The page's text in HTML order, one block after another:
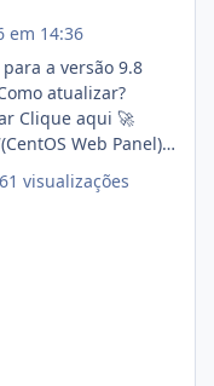
em 14:36
aqui 🚀
de sub.dominio
visualizações